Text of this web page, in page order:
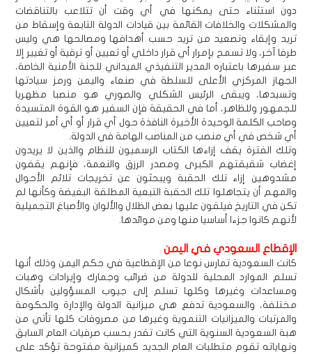
دون استثناء حتى يمكنها في أي وقت أن تتلاعب بالتناقضات
والمشكلات والخلافات القائمة بين قيادات الدولة التابعة وإسقاط من
تريد وإبقاء وتصعيد من تريد حسب أهدافها ومصالحها هي وليس
طرفا آخر، ولا تسمح بإمرار أي قرار داخلي أو تعيين أو ترقية أو تغيير إلا
عبر سفيرها باعتباره المدير التنفيذي الميداني للجنة الأمنية الخاصة،
الجهاز المركزي الأعلى للسلطة في صنعاء واليمن ورمز سيادتها
وتسيدها، ويبقى الرئيس الشكلي والصوري هو منصبا مظهريا
للجمهور وللظاهر، أما في الحقيقة فإن السفير هو القوة المتسيدة
وصاحب الكلمة الوحيدة الأخيرة النافذة حول أي قرار أو أي أمر لتعيين
أي شخص في أي منصب من المناصب الهامة في الدولة.
وتلك الفترة يقف إزاءها الكتاب الرسميون للنظام والذين لا يريدون
إغضاب شقيقتهم الكبرى ومصدر الرزق والنعمة، فإنهم يقفون
مشدوهين إزاء تلك الحقبة ويبحثون عن تخريجات تلائم الأحوال
والمهم أن يتجاهلوا تلك الحقبة التبعية المطلقة البغيضة وكأنها لم
تكن في التاريخ فيلقون عليها بعض الظلال والألوان والأصباغ التجميلية
لأنهم كانوا جزءا أساسيا منها ومن موائدها.
الإقطاع السعودي في اليمن
كانت السعودية تمارس نوعا من الإقطاعية في حكم اليمن وذلك أنها
تسلم الموارد المحلية للدولة من ضرائب وجمارك وإيرادات وهبات
ومساعدات وغيرها وكلها تسلم إلى جيوب المسؤولين بأشكال
مختلفة، والسعودية تدفع هي ميزانية الدولة والإدارة والحكومة
والمرتبات والميزانيات التنموية وغيرها من مصروفات كلها تأتي من
هبة السعودية السنوية التي كانت تقدر بحسب صرفيات العام السابق
ونهاياته تقوم متطلبات العام الجديد كميزانية مفتوحة تؤكد على